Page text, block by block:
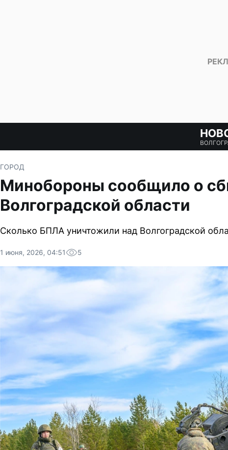
ГОРОД
Минобороны сообщило о
Волгоградской области
Сколько БПЛА уничтожили над Волгоградской
1 июня, 2026, 04:51 5